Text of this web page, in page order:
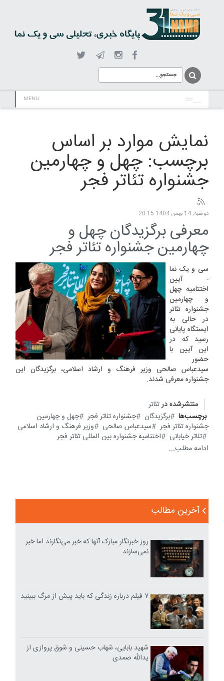
MENU
نمایش موارد بر اساس
برچسب: چهل و چهارمین
جشنواره تئاتر فجر
دوشنبه, 14 بهمن 1404 20:15
معرفی برگزیدگان چهل و
چهارمین جشنواره تئاتر فجر
سی و یک نما
- آیین
اختتامیه چهل
و چهارمین
جشنواره تئاتر
در حالی به
ایستگاه پایانی
رسید که در
این آیین با
حضور
سیدعباس صالحی وزیر فرهنگ و ارشاد اسلامی، برگزیدگان این
جشنواره معرفی شدند.
منتشرشده درتئاتر
برچسب‌ها
برگزیدگان جشنواره تئاتر فجر
چهل و چهارمین
جشنواره تئاتر فجر
سیدعباس صالحی
وزیر فرهنگ و ارشاد اسلامی
تئاتر خیابانی
اختتامیه جشنواره بین المللی تئاتر فجر
ادامه مطلب...
آخرین مطالب
روز خبرنگار مبارک آنها که خبر می‌نگارند اما خبر
نمی‌سازند
۷ فیلم درباره زندگی که باید پیش از مرگ ببینید
شهید بابایی، شهاب حسینی و شوق پروازی از
یدالله صمدی